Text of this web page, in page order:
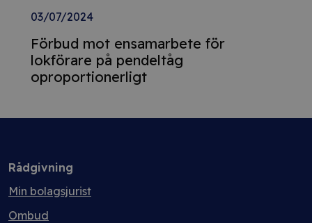
03/07/2024
Förbud mot ensamarbete för
lokförare på pendeltåg
oproportionerligt
Rådgivning
Min bolagsjurist
Ombud